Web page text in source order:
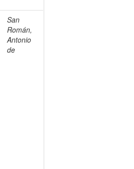
San
Román,
Antonio
de